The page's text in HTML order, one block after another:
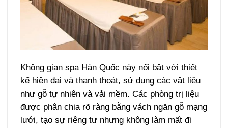
Không gian spa Hàn Quốc này nổi bật với thiết
kế hiện đại và thanh thoát, sử dụng các vật liệu
như gỗ tự nhiên và vải mềm. Các phòng trị liệu
được phân chia rõ ràng bằng vách ngăn gỗ mạng
lưới, tạo sự riêng tư nhưng không làm mất đi